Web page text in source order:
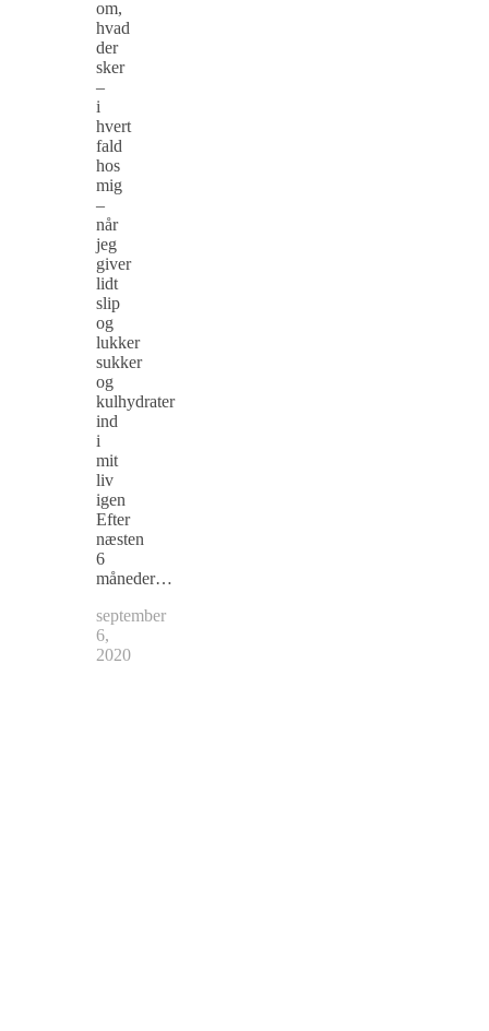
om,
hvad
der
sker
–
i
hvert
fald
hos
mig
–
når
jeg
giver
lidt
slip
og
lukker
sukker
og
kulhydrater
ind
i
mit
liv
igen
Efter
næsten
6
måneder…
september
6,
2020